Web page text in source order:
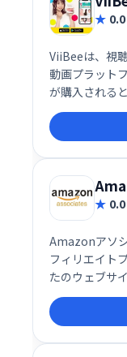
0.0
ViiBeeは、視
動画プラット
が購入される
イト機能を
る、新しいエ
0.0
Amazonアソ
フィリエイト
たのウェブサ
と手数料を獲
幅広い分野で
くのアフィリ
プログラムで